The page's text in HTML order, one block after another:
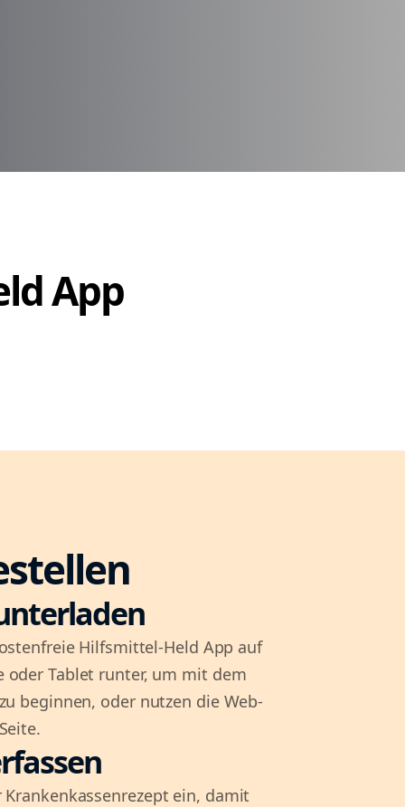
App
Hilfsmittel-Held App auf
oder Tablet runter, um mit dem
beginnen, oder nutzen die Web-
Krankenkassenrezept ein, damit